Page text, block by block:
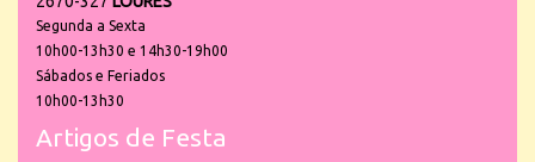
Segunda a Sexta
10h00-13h30 e 14h30-19h00
Sábados e Feriados
10h00-13h30
Artigos de Festa